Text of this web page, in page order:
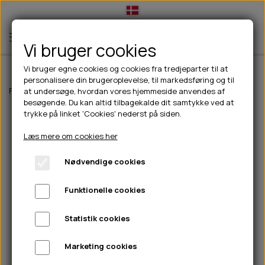
TIL HUND
💧FODER- VANDSKÅLE
CHICOPEE
GODBIDSTASKE
HALSBÅND
🦴 GODBIDDER & SNACKS
🍖 SMAGSVARIANTER
🎾 LEGETØJ
TÆNDER, ØRE, ØJE, POTER & NÆSE
🐾 UDSTYR & KOMFORT
TIL HUNDEEJER
DRIKKEFLASKER/TERMOFLASKER
HUER OG VANTER
PINEWOOD SALES
TIL KAT
TILBUD
NYHEDER
ABONNEMENT
Forside Til hunde Hundetøj Jakker til hunde Paikka Visibility
Vi bruger cookies
Vi bruger egne cookies og cookies fra tredjeparter til at
personalisere din brugeroplevelse, til markedsføring og til
at undersøge, hvordan vores hjemmeside anvendes af
besøgende. Du kan altid tilbagekalde dit samtykke ved at
trykke på linket 'Cookies' nederst på siden.
Læs mere om cookies her
Nødvendige cookies
Funktionelle cookies
Statistik cookies
Marketing cookies